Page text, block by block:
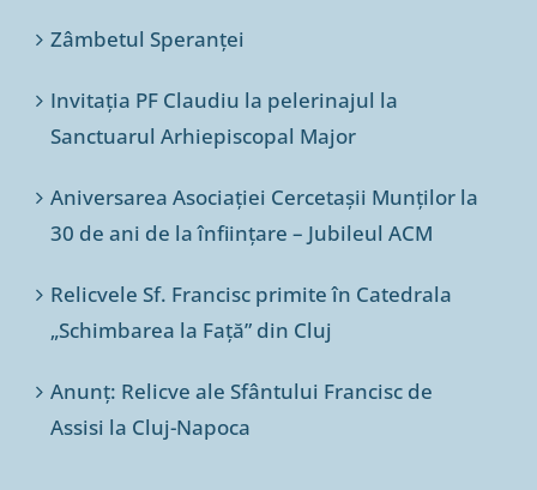
Zâmbetul Speranței
Invitația PF Claudiu la pelerinajul la
Sanctuarul Arhiepiscopal Major
Aniversarea Asociației Cercetașii Munților la
30 de ani de la înființare – Jubileul ACM
Relicvele Sf. Francisc primite în Catedrala
„Schimbarea la Față” din Cluj
Anunț: Relicve ale Sfântului Francisc de
Assisi la Cluj-Napoca